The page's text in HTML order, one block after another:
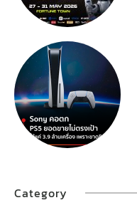
Category